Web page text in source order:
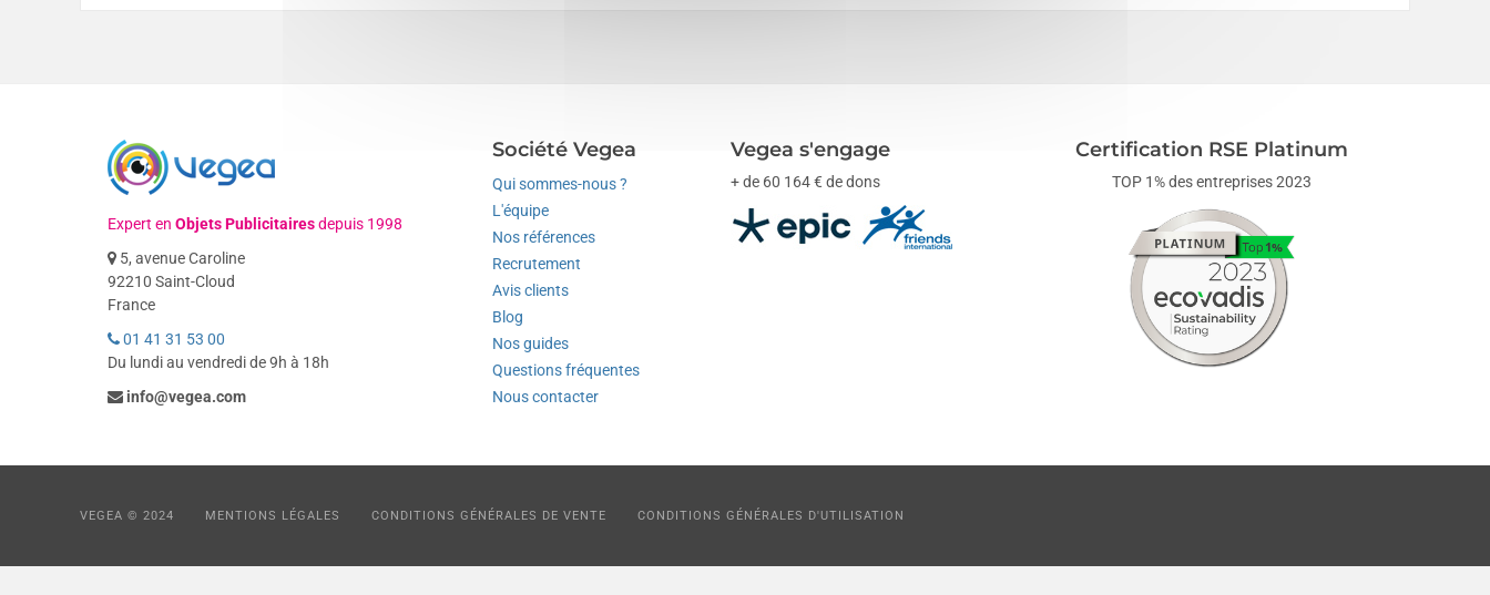
Expert en Objets Publicitairesdepuis 1998
5, avenue Caroline
92210 Saint-Cloud
France
01 41 31 53 00
Du lundi au vendredi de 9h à 18h
info@vegea.com
Société Vegea
Qui sommes-nous ?
L'équipe
Nos références
Recrutement
Avis clients
Blog
Nos guides
Questions fréquentes
Nous contacter
Vegea s'engage
+ de 60 164 € de dons
Certification RSE Platinum
TOP 1% des entreprises 2023
VEGEA © 2024 MENTIONS LÉGALES CONDITIONS GÉNÉRALES DE VENTE CONDITIONS GÉNÉRALES D'UTILISATION